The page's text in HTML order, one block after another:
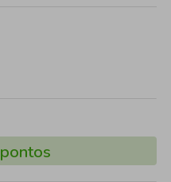
pontos